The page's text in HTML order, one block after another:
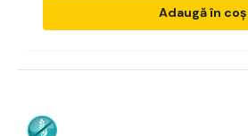
Adaugă în coș